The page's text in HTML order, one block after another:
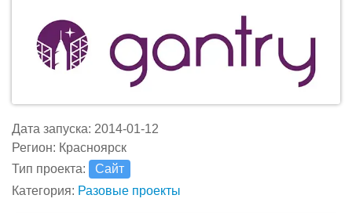
Дата запуска: 2014-01-12
Регион: Красноярск
Тип проекта:
Сайт
Категория: Разовые проекты